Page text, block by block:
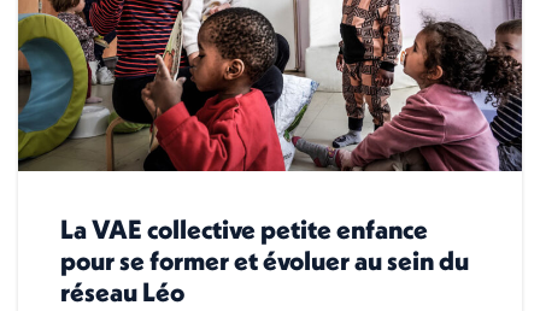
La VAE collective petite enfance
pour se former et évoluer au sein du
réseau Léo